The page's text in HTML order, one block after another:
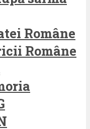
Române
Române